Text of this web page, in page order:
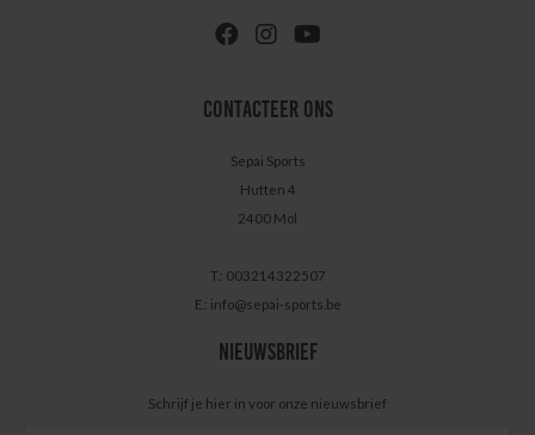
CONTACTEER ONS
Sepai Sports
Hutten 4
2400 Mol
T.: 003214322507
E.: info@sepai-sports.be
NIEUWSBRIEF
Schrijf je hier in voor onze nieuwsbrief